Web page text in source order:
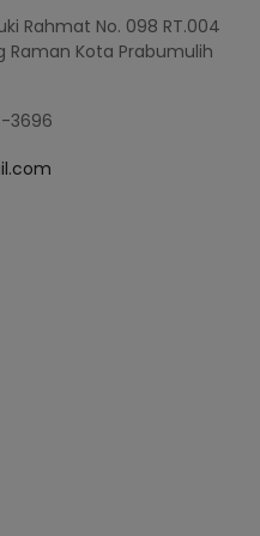
Rahmat No. 098 RT.004
Raman Kota Prabumulih
3696